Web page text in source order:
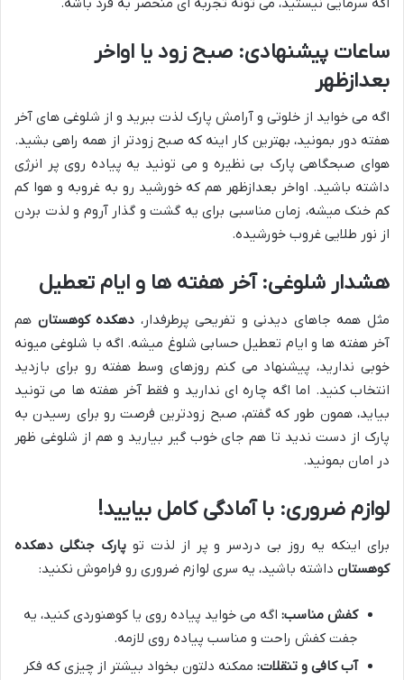
ساعات پیشنهادی: صبح زود یا اواخر
بعدازظهر
اگه می خواید از خلوتی و آرامش پارک لذت ببرید و از شلوغی های آخر
هفته دور بمونید، بهترین کار اینه که صبح زودتر از همه راهی بشید.
هوای صبحگاهی پارک بی نظیره و می تونید یه پیاده روی پر انرژی
داشته باشید. اواخر بعدازظهر هم که خورشید رو به غروبه و هوا کم
کم خنک میشه، زمان مناسبی برای یه گشت و گذار آروم و لذت بردن
از نور طلایی غروب خورشیده.
هشدار شلوغی: آخر هفته ها و ایام تعطیل
مثل همه جاهای دیدنی و تفریحی پرطرفدار، دهکده کوهستان هم
آخر هفته ها و ایام تعطیل حسابی شلوغ میشه. اگه با شلوغی میونه
خوبی ندارید، پیشنهاد می کنم روزهای وسط هفته رو برای بازدید
انتخاب کنید. اما اگه چاره ای ندارید و فقط آخر هفته ها می تونید
بیاید، همون طور که گفتم، صبح زودترین فرصت رو برای رسیدن به
پارک از دست ندید تا هم جای خوب گیر بیارید و هم از شلوغی ظهر
در امان بمونید.
لوازم ضروری: با آمادگی کامل بیایید!
برای اینکه یه روز بی دردسر و پر از لذت توپارک جنگلی دهکده
کوهستان داشته باشید، یه سری لوازم ضروری رو فراموش نکنید:
کفش مناسب: اگه می خواید پیاده روی یا کوهنوردی کنید، یه
جفت کفش راحت و مناسب پیاده روی لازمه.
آب کافی و تنقلات: ممکنه دلتون بخواد بیشتر از چیزی که فکر